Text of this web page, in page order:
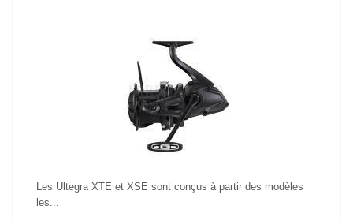
VOIR LE PRODUIT
Les Ultegra XTE et XSE sont conçus à partir des modèles
les...